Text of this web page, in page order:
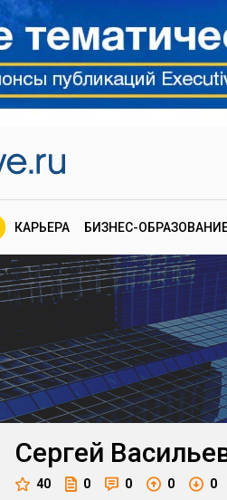
КАРЬЕРА БИЗНЕС-
Сергей
40 0 0 0 0